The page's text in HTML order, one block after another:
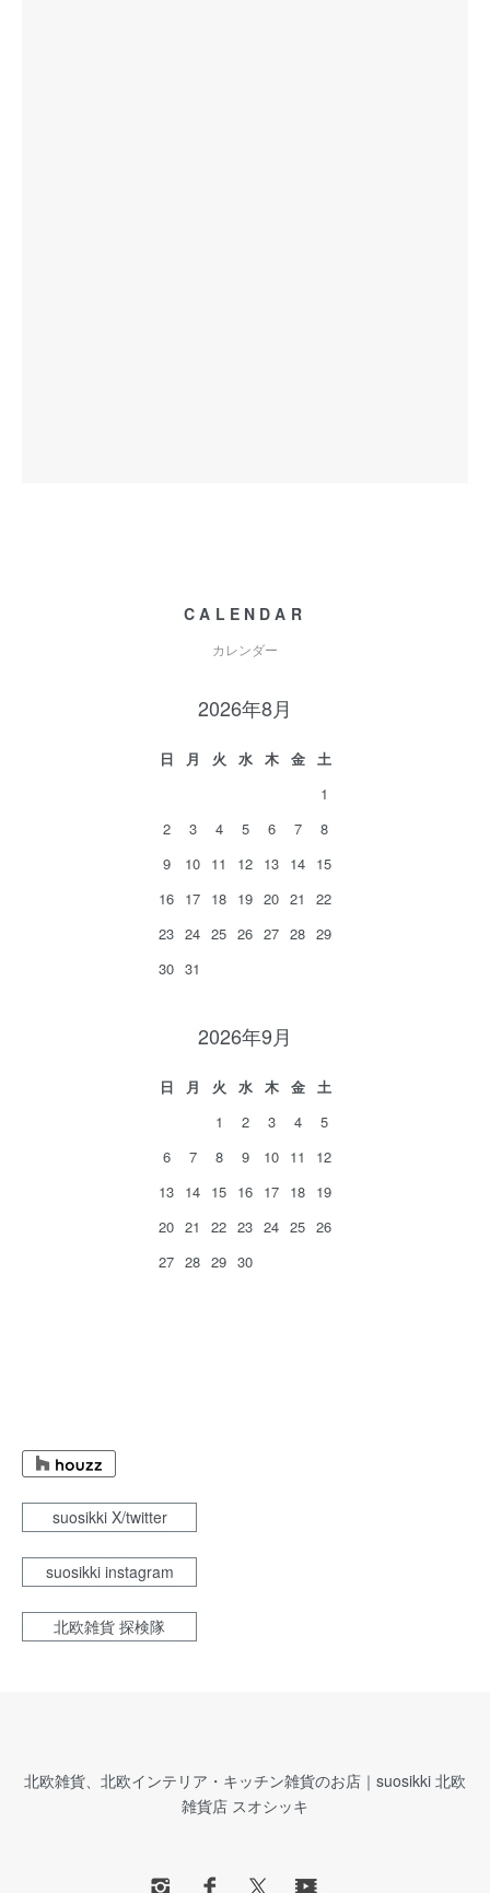
CALENDAR
カレンダー
2026年8月
日 月 火 水 木 金
土
1
2
3 4 5 6 7
8
9
10 11 12 13 14 15
16 17 18 19 20 21
22
23 24 25 26 27 28 29
30 31
2026年9月
日 月 火 水 木 金
土
1
2 3 4
5
6
7 8 9 10 11
12
13 14 15 16 17 18 19
20 21 22 23 24 25 26
27 28 29 30
suosikki X/twitter
suosikki instagram
北欧雑貨 探検隊
北欧雑貨、北欧インテリア・キッチン雑貨のお店｜suosikki 北欧
雑貨店 スオシッキ